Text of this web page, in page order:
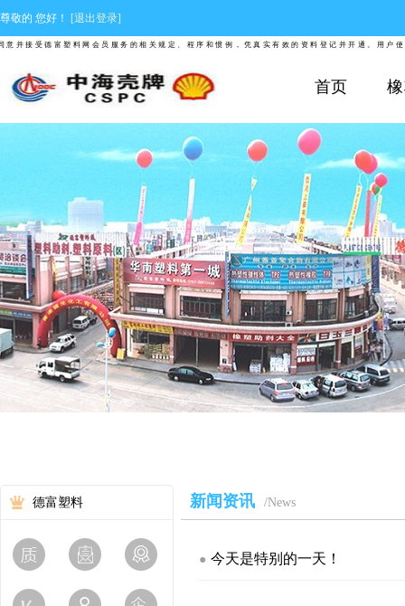
尊敬的 您好！ [退出登录]
德富塑料网会员服务的相关规定、程序和惯例，凭真实有效的资料登记并开通。用户使用
首页
德富塑料 新闻资讯 /News
● 今天是特别的一天！